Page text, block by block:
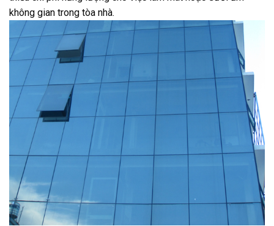
không gian trong tòa nhà.